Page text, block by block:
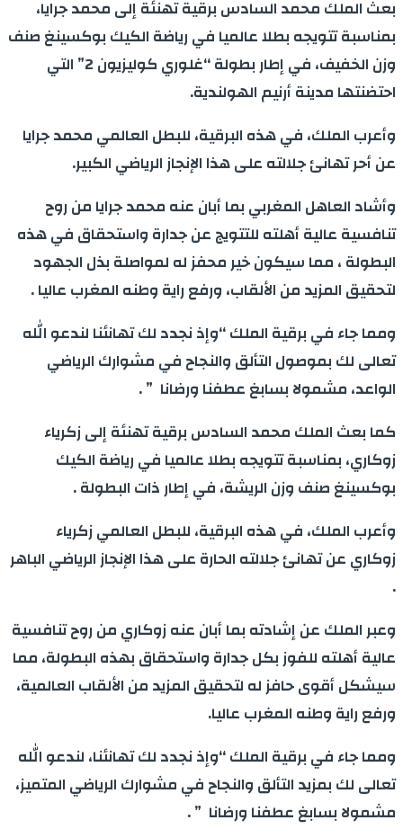
بعث الملك محمد السادس برقية تهنئة إلى محمد جرايا،
بمناسبة تتويجه بطلا عالميا في رياضة الكيك بوكسينغ صنف
وزن الخفيف، في إطار بطولة “غلوري كوليزيون 2” التي
احتضنتها مدينة أرنيم الهولندية.
وأعرب الملك، في هذه البرقية، للبطل العالمي محمد جرايا
عن أحر تهانئ جلالته على هذا الإنجاز الرياضي الكبير.
وأشاد العاهل المغربي بما أبان عنه محمد جرايا من روح
تنافسية عالية أهلته للتتويج عن جدارة واستحقاق في هذه
البطولة ، مما سيكون خير محفز له لمواصلة بذل الجهود
لتحقيق المزيد من الألقاب، ورفع راية وطنه المغرب عاليا .
ومما جاء في برقية الملك “وإذ نجدد لك تهانئنا لندعو الله
تعالى لك بموصول التألق والنجاح في مشوارك الرياضي
الواعد، مشمولا بسابغ عطفنا ورضانا ” .
كما بعث الملك محمد السادس برقية تهنئة إلى زكرياء
زوكاري، بمناسبة تتويجه بطلا عالميا في رياضة الكيك
بوكسينغ صنف وزن الريشة، في إطار ذات البطولة .
وأعرب الملك، في هذه البرقية، للبطل العالمي زكرياء
زوكاري عن تهانئ جلالته الحارة على هذا الإنجاز الرياضي الباهر
.
وعبر الملك عن إشادته بما أبان عنه زوكاري من روح تنافسية
عالية أهلته للفوز بكل جدارة واستحقاق بهذه البطولة، مما
سيشكل أقوى حافز له لتحقيق المزيد من الألقاب العالمية،
ورفع راية وطنه المغرب عاليا.
ومما جاء في برقية الملك “وإذ نجدد لك تهانئنا، لندعو الله
تعالى لك بمزيد التألق والنجاح في مشوارك الرياضي المتميز،
مشمولا بسابغ عطفنا ورضانا ” .